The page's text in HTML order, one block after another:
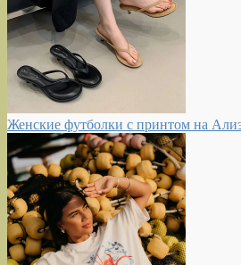
Женские футболки с принтом на